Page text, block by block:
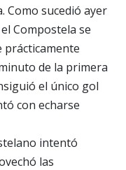
Como sucedió ayer
Compostela se
de la primera
el único gol
con echarse
intentó
las